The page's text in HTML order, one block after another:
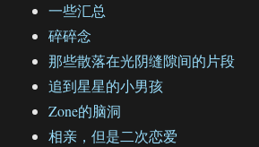
一些汇总
碎碎念
那些散落在光阴缝隙间的片段
追到星星的小男孩
Zone的脑洞
相亲，但是二次恋爱